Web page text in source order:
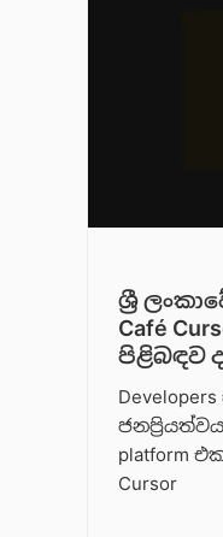
ශ්‍රී
Café
පිළිබඳව
platform
Cursor